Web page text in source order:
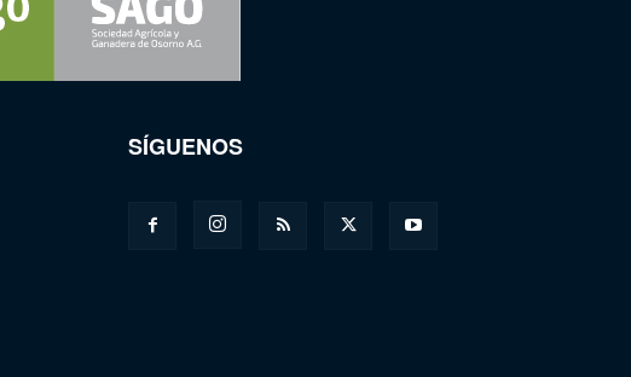
SÍGUENOS